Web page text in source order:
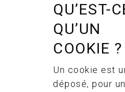
QU’EST-
QU’UN
COOKIE ?
Un cookie est
déposé, pour